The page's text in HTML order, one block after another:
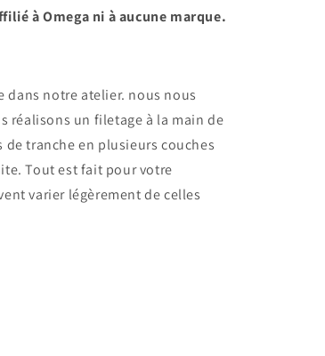
à Omega ni à aucune marque.
dans notre atelier. nous nous
réalisons un filetage à la main de
tranche en plusieurs couches
Tout est fait pour votre
varier légèrement de celles